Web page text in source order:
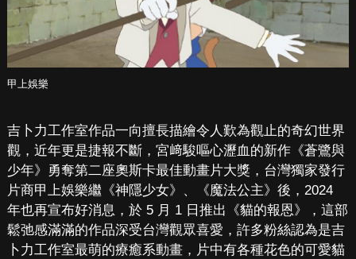
甲上娛樂
吉卜力工作室作品一向擅長描繪令人歎為觀止的奇幻世界
觀，近年更是捷報不斷，宮﨑駿嘔心瀝血的新作《蒼鷺與
少年》勇奪第二座奧斯卡最佳動畫片大獎，台灣獨家發行
片商甲上娛樂繼《神隱少女》、《魔法公主》後，2024
年也再宣布好消息，於 5 月 1 日推出《貓的報恩》，這部
鬆弛感滿滿的作品深受台灣觀眾喜愛，許多粉絲認為是吉
卜力工作室最萌的療癒系動畫，片中有各種花色的可愛貓